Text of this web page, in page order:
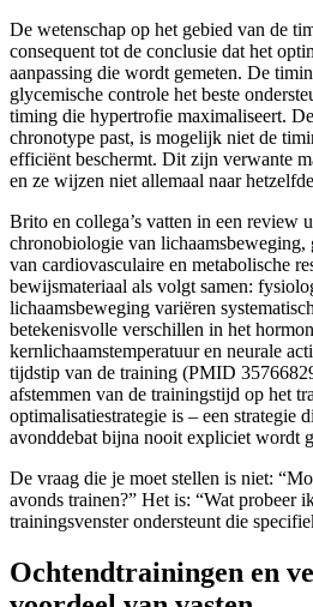
De wetenschap op het gebied van de
consequent tot de conclusie dat het
aanpassing die wordt gemeten. De
glycemische controle het beste
timing die hypertrofie maximaliseert.
chronotype past, is mogelijk niet de
efficiënt beschermt. Dit zijn verwante
en ze wijzen niet allemaal naar
Brito en collega’s vatten in een review
chronobiologie van lichaamsbeweging,
van cardiovasculaire en metabolische
bewijsmateriaal als volgt samen:
lichaamsbeweging variëren
betekenisvolle verschillen in het
kernlichaamstemperatuur en neurale
tijdstip van de training (PMID
afstemmen van de trainingstijd op het
optimalisatiestrategie is – een strategie
avonddebat bijna nooit expliciet wordt
De vraag die je moet stellen is niet:
avonds trainen?” Het is: “Wat probeer
trainingsvenster ondersteunt die
Ochtendtrainingen en